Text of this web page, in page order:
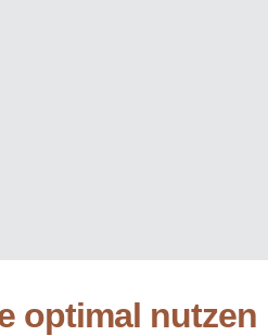
optimal nutzen